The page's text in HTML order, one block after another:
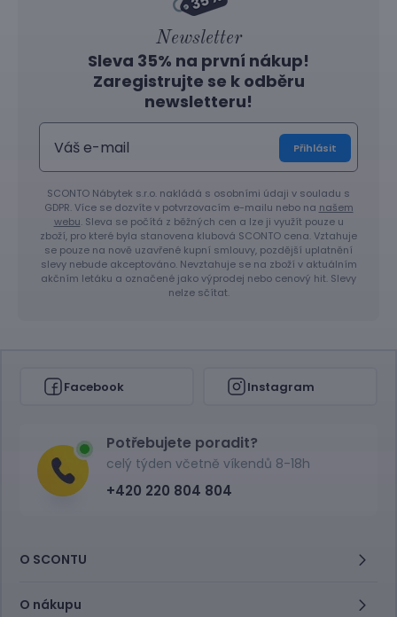
Newsletter
Sleva 35% na první nákup!
Zaregistrujte se k odběru
newsletteru!
Přihlásit
SCONTO Nábytek s.r.o. nakládá s osobními údaji v souladu s
GDPR. Více se dozvíte v potvrzovacím e-mailu nebo na našem
webu. Sleva se počítá z běžných cen a lze ji využít pouze u
zboží, pro které byla stanovena klubová SCONTO cena. Vztahuje
se pouze na nově uzavřené kupní smlouvy, pozdější uplatnění
slevy nebude akceptováno. Nevztahuje se na zboží v aktuálním
akčním letáku a označené jako výprodej nebo cenový hit. Slevy
nelze sčítat.
Facebook Instagram
Potřebujete poradit?
celý týden včetně víkendů 8-18h
+420 220 804 804
O SCONTU
O nákupu